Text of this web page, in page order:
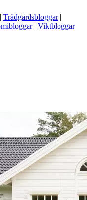
Trädgårdsbloggar|
| Viktbloggar